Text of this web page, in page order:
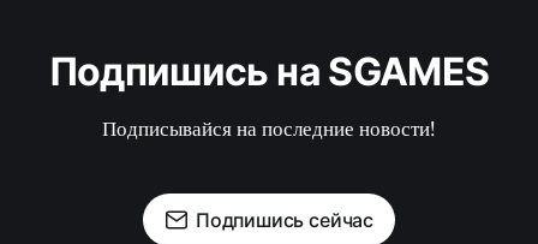
Подпишись на SGAMES
Подписывайся на последние новости!
Подпишись сейчас